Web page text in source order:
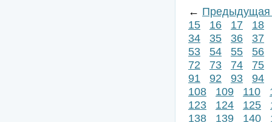
← Предыдущая
15
16 17
18
34
35 36
37
53
54 55
56
72
73 74
75
91
92 93
94
108
109 110
123
124 125
138
139 140